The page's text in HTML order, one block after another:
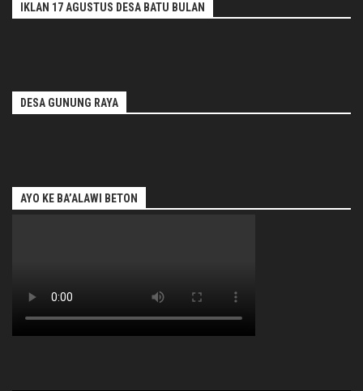
IKLAN 17 AGUSTUS DESA BATU BULAN
DESA GUNUNG RAYA
AYO KE BA’ALAWI BETON